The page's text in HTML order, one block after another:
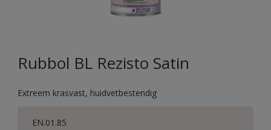
Rubbol BL Rezisto Satin
Extreem krasvast, huidvetbestendig
EN.01.85